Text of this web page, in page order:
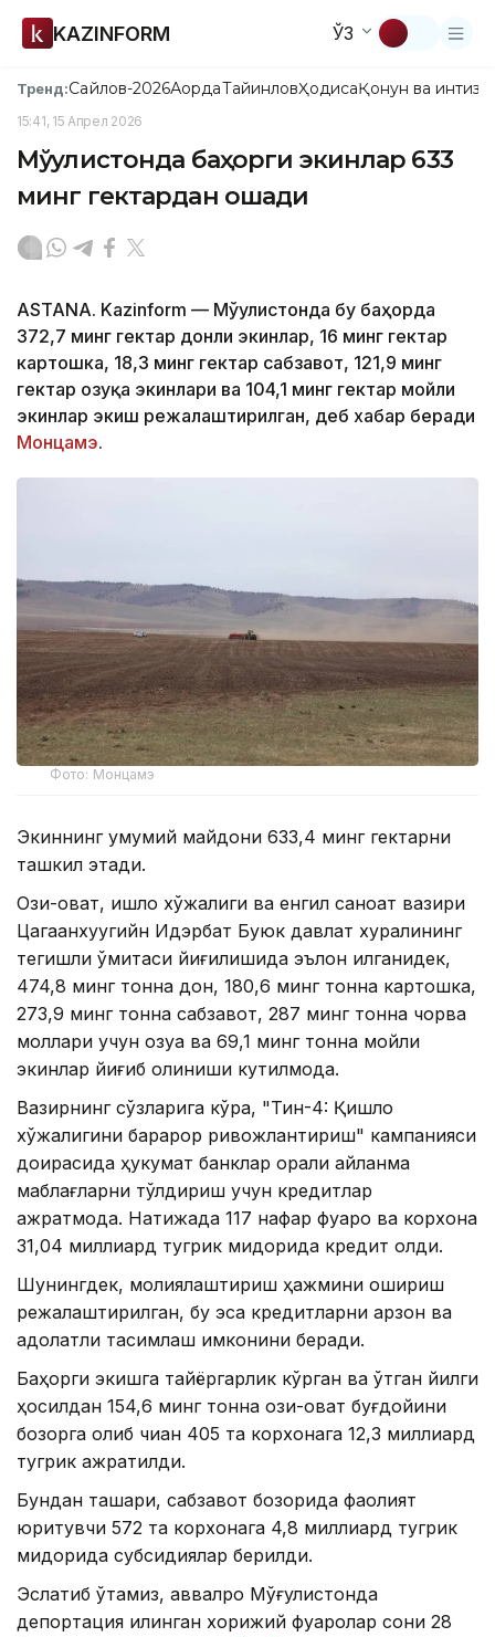
KAZINFORM ЎЗ
Тренд:Сайлов-2026АқордаТайинловҲодисаҚонун ва
15:41, 15 Апрел 2026
Мўғулистонда баҳорги экинлар 633
минг гектардан ошади
ASTANA. Kazinform — Мўғулистонда бу баҳорда
372,7 минг гектар донли экинлар, 16 минг гектар
картошка, 18,3 минг гектар сабзавот, 121,9 минг
гектар озуқа экинлари ва 104,1 минг гектар мойли
экинлар экиш режалаштирилган, деб хабар беради
Монцамэ.
Фото: Монцамэ
Экиннинг умумий майдони 633,4 минг гектарни
ташкил этади.
Озиқ-овқат, қишлоқ хўжалиги ва енгил саноат вазири
Цагаанхуугийн Идэрбат Буюк давлат хуралининг
тегишли қўмитаси йиғилишида эълон қилганидек,
474,8 минг тонна дон, 180,6 минг тонна картошка,
273,9 минг тонна сабзавот, 287 минг тонна чорва
моллари учун озуқа ва 69,1 минг тонна мойли
экинлар йиғиб олиниши кутилмоқда.
Вазирнинг сўзларига кўра, "Тин-4: Қишлоқ
хўжалигини барқарор ривожлантириш" кампанияси
доирасида ҳукумат банклар орқали айланма
маблағларни тўлдириш учун кредитлар
ажратмоқда. Натижада 117 нафар фуқаро ва корхона
31,04 миллиард тугрик миқдорида кредит олди.
Шунингдек, молиялаштириш ҳажмини ошириш
режалаштирилган, бу эса кредитларни арзон ва
адолатли тақсимлаш имконини беради.
Баҳорги экишга тайёргарлик кўрган ва ўтган йилги
ҳосилдан 154,6 минг тонна озиқ-овқат буғдойини
бозорга олиб чиққан 405 та корхонага 12,3 миллиард
тугрик ажратилди.
Бундан ташқари, сабзавот бозорида фаолият
юритувчи 572 та корхонага 4,8 миллиард тугрик
миқдорида субсидиялар берилди.
Эслатиб ўтамиз, аввалроқ Мўғулистонда
депортация қилинган хорижий фуқаролар сони 28